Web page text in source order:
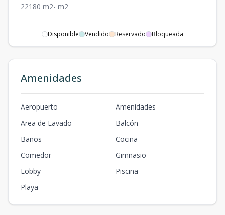
221 80 m2- m2
Disponible Vendido Reservado Bloqueada
Amenidades
Aeropuerto
Amenidades
Area de Lavado
Balcón
Baños
Cocina
Comedor
Gimnasio
Lobby
Piscina
Playa